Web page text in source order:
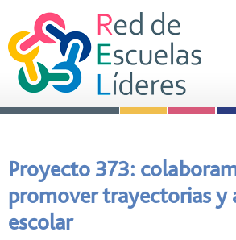
Proyecto 373:
promover trayectorias y
escolar